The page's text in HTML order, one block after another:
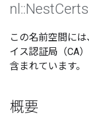
nl ::NestCerts
この名前空間に
イス認証局（CA
含まれています。
概要